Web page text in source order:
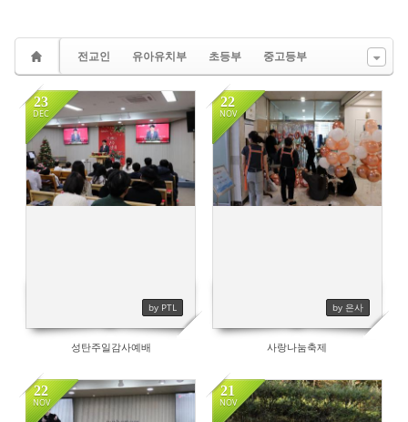
전교인 유아유치부 초등부 중고등부
23
DEC
by PTL
486
성탄주일감사예배
22
NOV
by 은사
367
사랑나눔축제
22
NOV
21
NOV